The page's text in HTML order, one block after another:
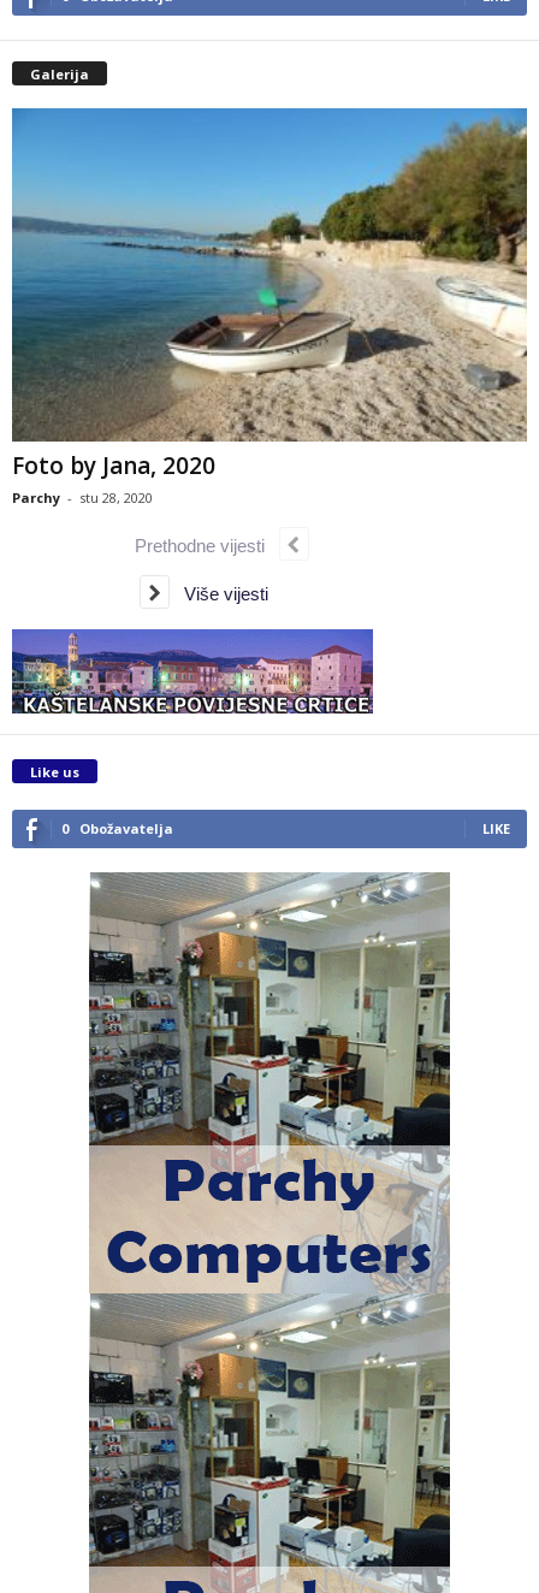
Galerija
Foto by Jana, 2020
Parchy - stu 28, 2020
Prethodne vijesti
Više vijesti
Like us
0 Obožavatelja LIKE